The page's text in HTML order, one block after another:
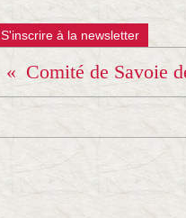
S'inscrire à la newsletter